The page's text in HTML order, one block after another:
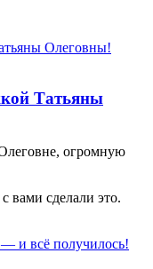
Татьяны
огромную
вами сделали это.